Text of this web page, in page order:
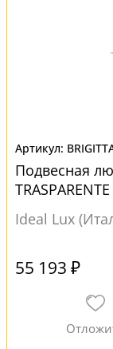
Подвесная
TRASPARENTE
Ideal Lux
55 193 ₽